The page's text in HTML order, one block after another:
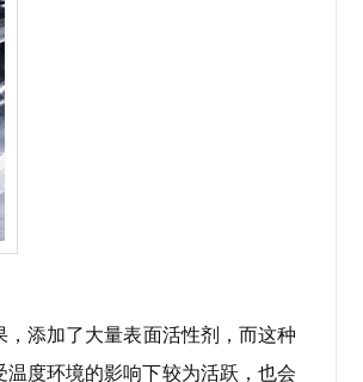
添加了大量表面活性剂，而这种
度环境的影响下较为活跃，也会